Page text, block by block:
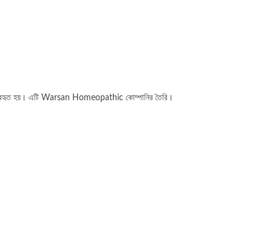
হয়। এটি Warsan Homeopathic কোম্পানির তৈরি।